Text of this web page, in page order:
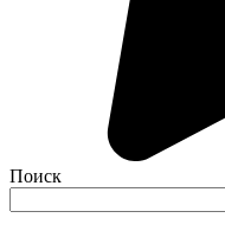
Поиск